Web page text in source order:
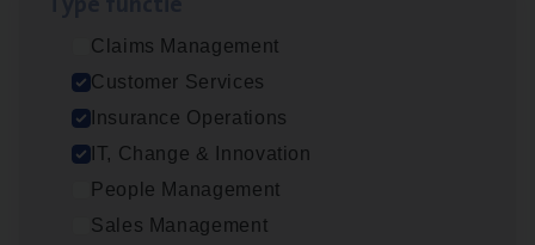
Claims Management
Customer Services
Insurance Operations
IT, Change & Innovation
People Management
Sales Management
(Agi­le)ITPro­ject Manager
IT, Change & Innovation
Antwerpen
Advisor/​Configuratie ana­lyst Part­ner in